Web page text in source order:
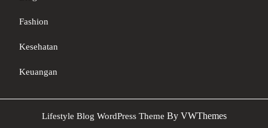
Fashion
Kesehatan
Keuangan
Lifestyle Blog WordPress Theme By VWThemes